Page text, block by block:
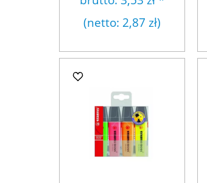
(netto: 2,87 zł)